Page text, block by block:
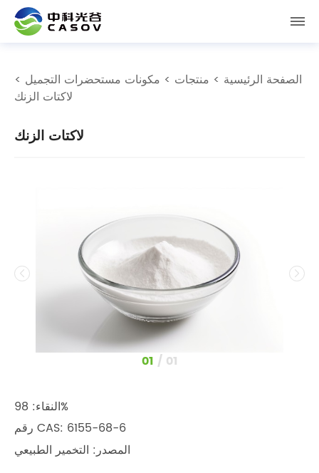
الصفحة الرئيسية > منتجات > مكونات مستحضرات التجميل >
لاكتات الزنك
لاكتات الزنك
1 / 1
النقاء: 98%
رقم CAS: 6155-68-6
المصدر: التخمير الطبيعي